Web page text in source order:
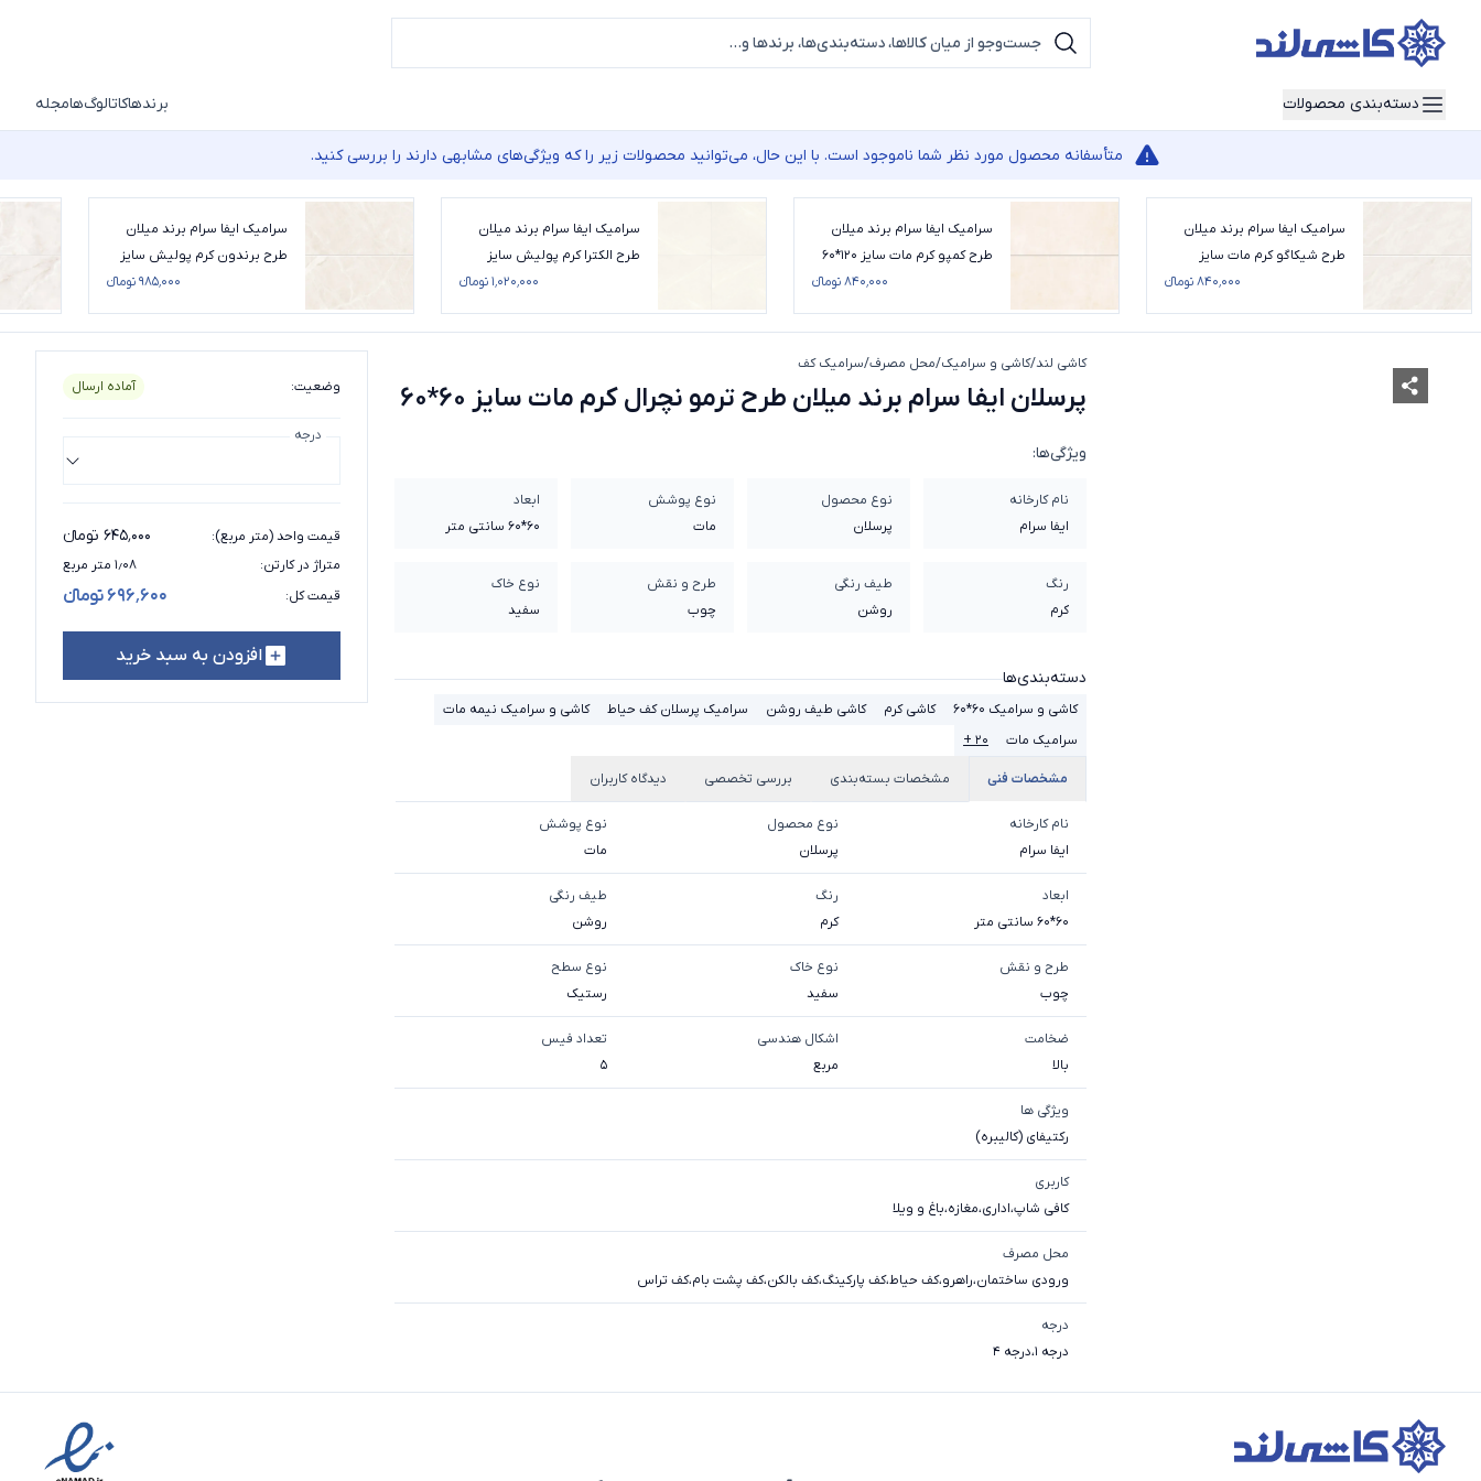
دسته‌بندی محصولات برندهاکاتالوگ‌هامجله
متأسفانه محصول مورد نظر شما ناموجود است. با این حال، می‌توانید محصولات زیر را که ویژگی‌های مشابهی دارند را بررسی کنید.
سرامیک ایفا سرام برند میلان
طرح شیکاگو کرم مات سایز
۸۴۰٬۰۰۰ تومانء
سرامیک ایفا سرام برند میلان
طرح کمپو کرم مات سایز 120*60
۸۴۰٬۰۰۰ تومانء
سرامیک ایفا سرام برند میلان
طرح الکترا کرم پولیش سایز
۱٬۰۲۰٬۰۰۰ تومانء
سرامیک ایفا سرام برند میلان
طرح برندون کرم پولیش سایز
۹۸۵٬۰۰۰ تومانء
کاشی لند/کاشی و سرامیک/محل مصرف/سرامیک کف
پرسلان ایفا سرام برند میلان طرح ترمو نچرال کرم مات سایز 60*60 وضعیت: آماده ارسال
درجه
قیمت واحد (متر مربع): ۶۴۵٬۰۰۰ تومانء
متراژ در کارتن:
۱٫۰۸ متر مربع
قیمت کل: ۶۹۶٬۶۰۰ تومانء
افزودن به سبد خرید
ویژگی‌ها:
نام کارخانه
ایفا سرام
نوع محصول
پرسلان
نوع پوشش
مات
ابعاد
60*60 سانتی متر
رنگ
کرم
طیف رنگی
روشن
طرح و نقش
چوب
نوع خاک
سفيد
دسته‌بندی‌ها
کاشی و سرامیک 60*60 کاشی کرم کاشی طیف روشن سرامیک پرسلان کف حیاط
کاشی و سرامیک نیمه مات
سرامیک مات
۲۰ +
مشخصات فنی مشخصات بسته‌بندی بررسی تخصصی دیدگاه کاربران
نام کارخانه
ایفا سرام
نوع محصول
پرسلان
نوع پوشش
مات
ابعاد
60*60 سانتی متر
رنگ
کرم
طیف رنگی
روشن
طرح و نقش
چوب
نوع خاک
سفيد
نوع سطح
رستیک
ضخامت
بالا
اشکال هندسی
مربع
تعداد فیس
5
ویژگی ها
رکتیفای (کالیبره)
کاربری
کافی شاپ،اداری،مغازه،باغ و ویلا
محل مصرف
ورودی ساختمان،راهرو،کف حیاط،کف پارکینگ،کف بالکن،کف پشت بام،کف تراس
درجه
درجه 1 ،درجه 4